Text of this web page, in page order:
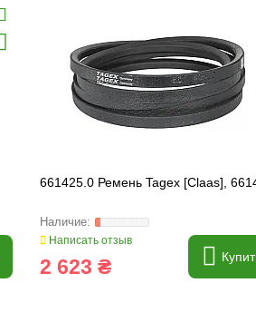
661425.0 Ремень Tagex [Claas],
Написать отзыв
2 623 ₴